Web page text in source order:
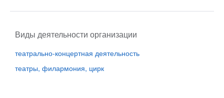
Виды деятельности организации
театрально-концертная деятельность
театры, филармония, цирк